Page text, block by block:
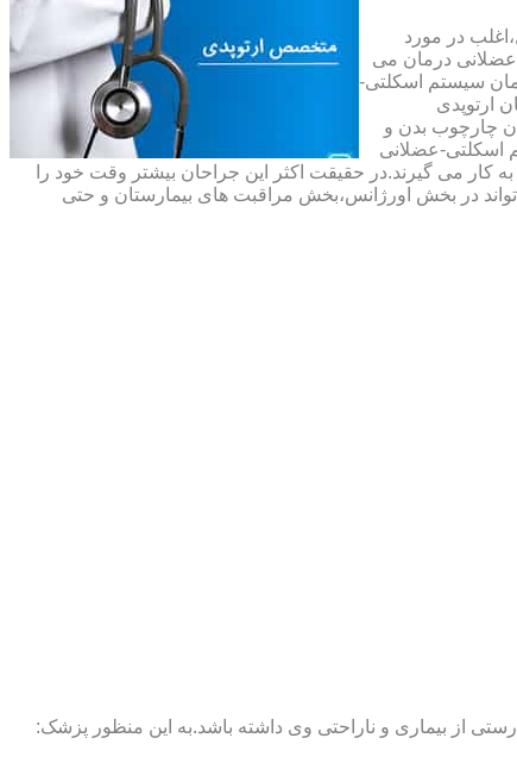
در مورد
درمان می
سیستم اسکلتی-
ارتوپدی
چارچوب بدن و
اسکلتی-عضلانی
می گیرند.در حقیقت اکثر این جراحان بیشتر وقت خود را
در بخش اورژانس،بخش مراقبت های بیمارستان و حتی
از بیماری و ناراحتی وی داشته باشد.به این منظور پزشک: